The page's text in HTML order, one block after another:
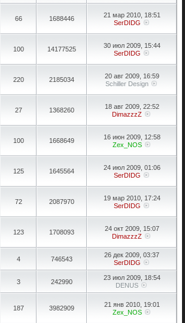
66 1688446
21 мар 2010, 18:51
SerDIDG
100 14177525
30 июл 2009, 15:44
SerDIDG
220 2185034
20 авг 2009, 16:59
Schiller Design
27 1368260
18 авг 2009, 22:52
DimazzzZ
100 1668649
16 июн 2009, 12:58
Zex_NOS
125 1645564
24 июл 2009, 01:06
SerDIDG
72 2087970
19 мар 2010, 17:24
SerDIDG
123 1708093
24 окт 2009, 15:07
DimazzzZ
4 746543
26 дек 2009, 03:37
SerDIDG
3 242990
23 июл 2009, 18:54
DENUS
187 3982909
21 янв 2010, 19:01
Zex_NOS